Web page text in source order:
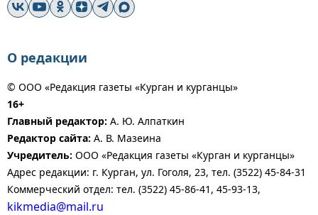
О редакции
© ООО «Редакция газеты «Курган и курганцы»
16+
Главный редактор: А. Ю. Алпаткин
Редактор сайта: А. В. Мазеина
Учредитель: ООО «Редакция газеты «Курган и курганцы»
Адрес редакции: г. Курган, ул. Гоголя, 23, тел. (3522) 45-84-31
Коммерческий отдел: тел. (3522) 45-86-41, 45-93-13,
kikmedia@mail.ru